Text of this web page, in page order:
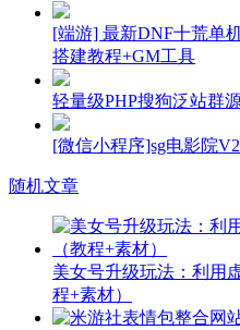
[端游] 最新DNF十荒单
搭建教程+GM工具
轻量级PHP搜狗泛站群
[微信小程序]sg电影院
随机文章
美女号升级玩法：利用
程+素材）